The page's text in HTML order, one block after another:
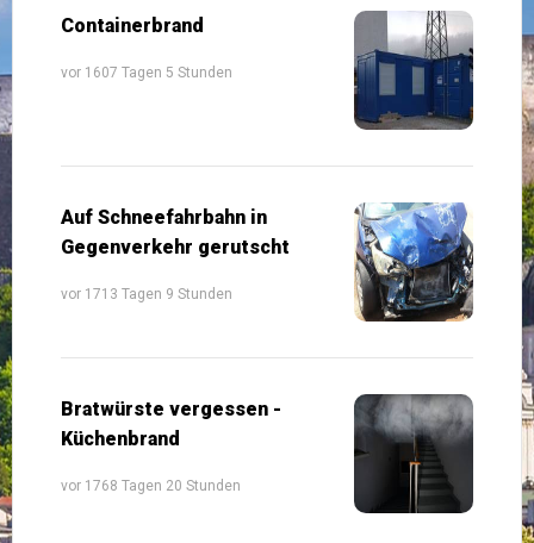
Containerbrand
vor 1607 Tagen 5 Stunden
Auf Schneefahrbahn in
Gegenverkehr gerutscht
vor 1713 Tagen 9 Stunden
Bratwürste vergessen -
Küchenbrand
vor 1768 Tagen 20 Stunden